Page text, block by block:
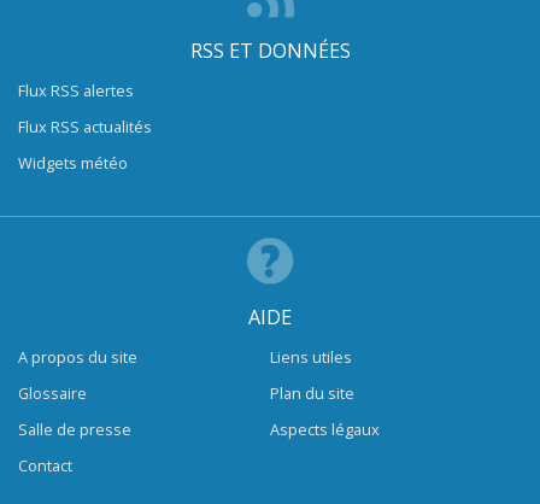
RSS ET DONNÉES
Flux RSS alertes
Flux RSS actualités
Widgets météo
AIDE
A propos du site
Glossaire
Salle de presse
Contact
Liens utiles
Plan du site
Aspects légaux